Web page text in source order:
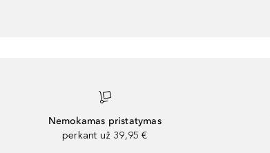
Nemokamas pristatymas
perkant už 39,95 €